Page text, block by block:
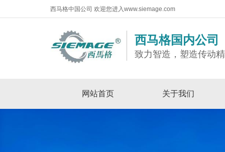
西马格中国公司 欢迎您进入www.siemage.com
西马格国内公司
致力智造，塑造传动
网站首页 关于我们